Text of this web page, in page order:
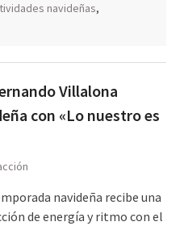
navideñas,
Villalona
con «Lo nuestro es
navideña recibe una
de energía y ritmo con el